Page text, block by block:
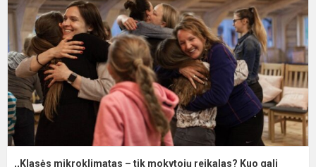
,,Klasės mikroklimatas – tik mokytojų reikalas? Kuo gali